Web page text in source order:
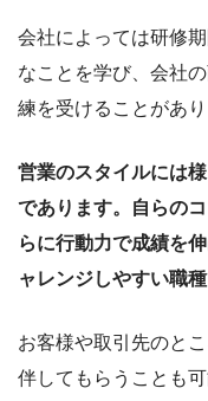
会社によっては研修
なことを学び、会社
練を受けることがあり
営業のスタイルには
であります。自らの
らに行動力で成績を
ャレンジしやすい職種
お客様や取引先のと
伴してもらうことも